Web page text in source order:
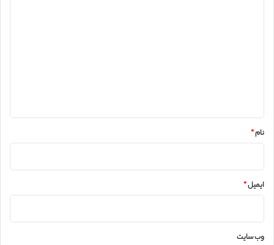
نام*
ایمیل*
وب‌ سایت